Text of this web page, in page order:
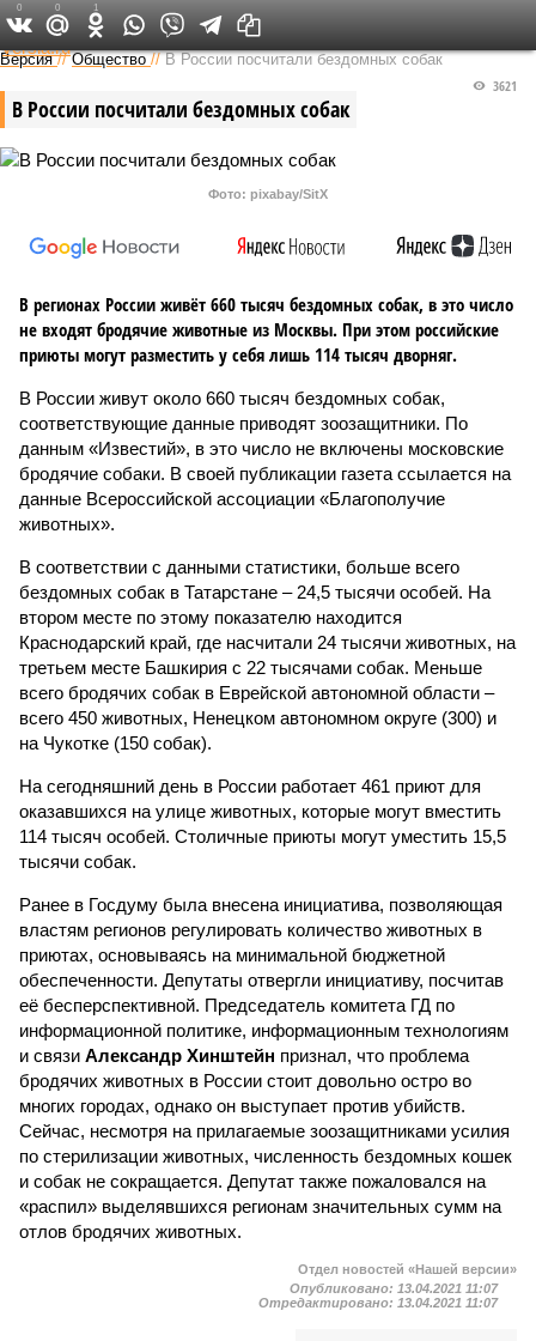
Федеральный выпуск
Версия //Общество //В России посчитали бездомных собак
В России посчитали бездомных собак
3621
Фото: pixabay/SitX
В регионах России живёт 660 тысяч бездомных собак, в это число
не входят бродячие животные из Москвы. При этом российские
приюты могут разместить у себя лишь 114 тысяч дворняг.
В России живут около 660 тысяч бездомных собак,
соответствующие данные приводят зоозащитники. По
данным «Известий», в это число не включены московские
бродячие собаки. В своей публикации газета ссылается на
данные Всероссийской ассоциации «Благополучие
животных».
В соответствии с данными статистики, больше всего
бездомных собак в Татарстане – 24,5 тысячи особей. На
втором месте по этому показателю находится
Краснодарский край, где насчитали 24 тысячи животных, на
третьем месте Башкирия с 22 тысячами собак. Меньше
всего бродячих собак в Еврейской автономной области –
всего 450 животных, Ненецком автономном округе (300) и
на Чукотке (150 собак).
На сегодняшний день в России работает 461 приют для
оказавшихся на улице животных, которые могут вместить
114 тысяч особей. Столичные приюты могут уместить 15,5
тысячи собак.
Ранее в Госдуму была внесена инициатива, позволяющая
властям регионов регулировать количество животных в
приютах, основываясь на минимальной бюджетной
обеспеченности. Депутаты отвергли инициативу, посчитав
её бесперспективной. Председатель комитета ГД по
информационной политике, информационным технологиям
и связи Александр Хинштейн признал, что проблема
бродячих животных в России стоит довольно остро во
многих городах, однако он выступает против убийств.
Сейчас, несмотря на прилагаемые зоозащитниками усилия
по стерилизации животных, численность бездомных кошек
и собак не сокращается. Депутат также пожаловался на
«распил» выделявшихся регионам значительных сумм на
отлов бродячих животных.
0 0 1
Отдел новостей «Нашей версии»
Опубликовано: 13.04.2021 11:07
Отредактировано: 13.04.2021 11:07